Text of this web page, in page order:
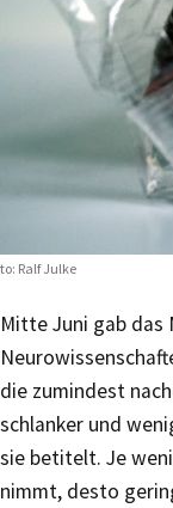
Ralf Julke
Mitte Juni gab
die zumindest
schlanker und
sie betitelt. Je
nimmt, desto